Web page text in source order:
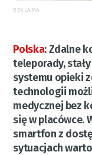
REKLAMA
Polska:Zdalne
teleporady,
systemu opieki
technologii
medycznej bez
się w placówce.
smartfon z
sytuacjach